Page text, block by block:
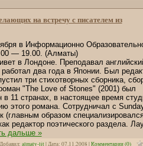
на встречу с писателем из
в Информационно
— 19.00. (Алматы)
в Лондоне. Преподавал
два года в Японии. Был
три стихотворных сборника,
"The Love of Stones" (2001) был
11 странах, в настоящее время
этого романа. Сотрудничал с
(главным образом
редактор поэтического раздела.
дальше »
almaty-lit| Дата: 07.11.2008 |Комментарии (0)